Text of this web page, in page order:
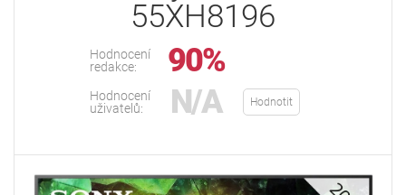
55XH8196
Hodnocení
redakce:
90%
Hodnocení
uživatelů:
N/A Hodnotit